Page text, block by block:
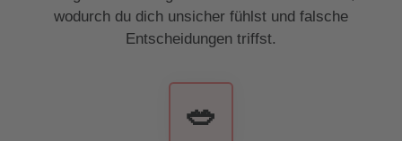
wodurch du dich unsicher fühlst und falsche
Entscheidungen triffst.
🥗